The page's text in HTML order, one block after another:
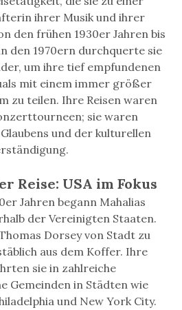
ihrer Musik und ihrer
den frühen 1930er Jahren bis
den 1970ern durchquerte sie
um ihre tief empfundenen
mit einem immer größer
zu teilen. Ihre Reisen waren
sie waren
und der kulturellen
Reise: USA im Fokus
Jahren begann Mahalias
der Vereinigten Staaten.
Dorsey von Stadt zu
aus dem Koffer. Ihre
sie in zahlreiche
Gemeinden in Städten wie
und New York City.